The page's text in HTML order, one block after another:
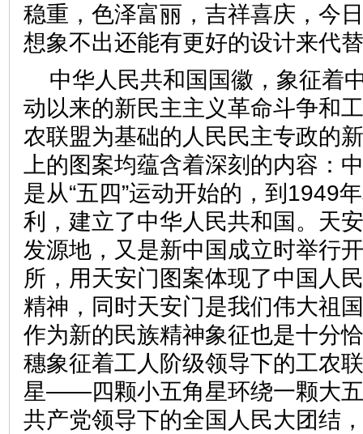
稳重，色泽富丽，吉祥喜庆，今
想象不出还能有更好的设计来代
中华人民共和国国徽，象征着
动以来的新民主主义革命斗争和
农联盟为基础的人民民主专政的
上的图案均蕴含着深刻的内容：
是从“五四”运动开始的，到1949
利，建立了中华人民共和国。天
发源地，又是新中国成立时举行
所，用天安门图案体现了中国人
精神，同时天安门是我们伟大祖
作为新的民族精神象征也是十分
穗象征着工人阶级领导下的工农
星——四颗小五角星环绕一颗大
共产党领导下的全国人民大团结